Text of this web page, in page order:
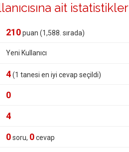
ait istatistikler
210puan (1,588 . sırada)
Yeni Kullanıcı
4(1 tanesi en iyi cevap seçildi)
0
4
0soru, 0cevap